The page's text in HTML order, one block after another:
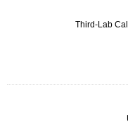
Third-Lab